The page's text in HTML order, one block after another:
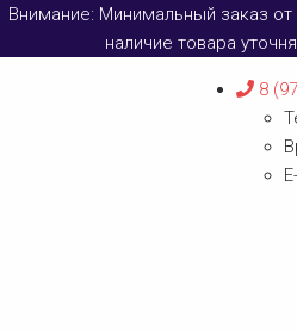
Внимание: Минимальный заказ
наличие товара
8